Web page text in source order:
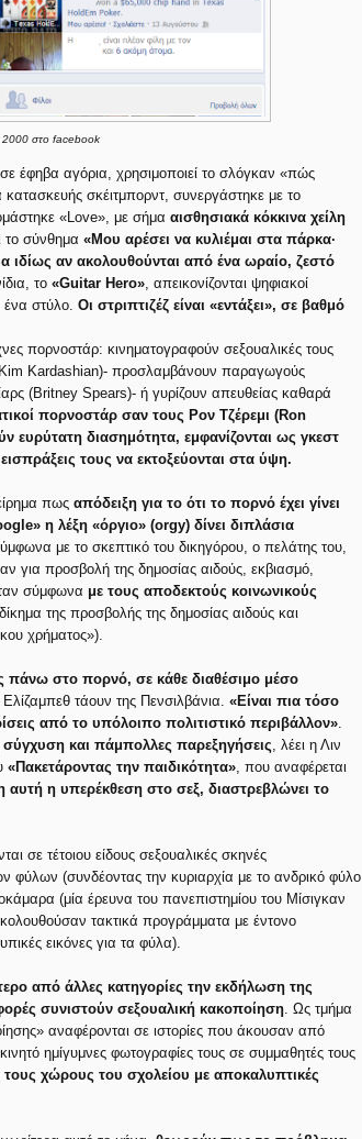
2000 στο facebook
έφηβα αγόρια, χρησιμοποιεί το σλόγκαν «πώς
κατασκευής σκέιτμπορντ, συνεργάστηκε με το
«Love», με σήμααισθησιακά κόκκινα χείλη
το σύνθημα«Mου αρέσει να κυλιέμαι στα πάρκα·
ιδίως αν ακολουθούνται από ένα ωραίο, ζεστό
το«Guitar Hero» , απεικονίζονται ψηφιακοί
ένα στύλο.Οι στριπτιζέζ είναι «εντάξει», σε βαθμό
πορνοστάρ: κινηματογραφούν σεξουαλικές τους
Kardashian)- προσλαμβάνουν παραγωγούς
(Britney Spears)- ή γυρίζουν απευθείας καθαρά
πορνοστάρ σαν τους Ρον Τζέρεμι (Ron
ευρύτατη διασημότητα, εμφανίζονται ως γκεστ
τους να εκτοξεύονται στα ύψη.
πωςαπόδειξη για το ότι το πορνό έχει γίνει
η λέξη «όργιο» (orgy) δίνει διπλάσια
με το σκεπτικό του δικηγόρου, ο πελάτης του,
για προσβολή της δημοσίας αιδούς, εκβιασμό,
σύμφωνα με τους αποδεκτούς κοινωνικούς
της προσβολής της δημοσίας αιδούς και
χρήματος»).
πάνω στο πορνό, σε κάθε διαθέσιμο μέσο
Ελίζαμπεθ τάουν της Πενσιλβάνια.«Είναι πια τόσο
από το υπόλοιπο πολιτιστικό περιβάλλον»
και πάμπολλες παρεξηγήσεις , λέει η Λιν
«Πακετάροντας την παιδικότητα» , που αναφέρεται
αυτή η υπερέκθεση στο σεξ, διαστρεβλώνει το
σε τέτοιου είδους σεξουαλικές σκηνές
φύλων (συνδέοντας την κυριαρχία με το ανδρικό φύλο
(μία έρευνα του πανεπιστημίου του Μίσιγκαν
τακτικά προγράμματα με έντονο
εικόνες για τα φύλα).
από άλλες κατηγορίες την εκδήλωση της
συνιστούν σεξουαλική κακοποίηση . Ως τμήμα
αναφέρονται σε ιστορίες που άκουσαν από
ημίγυμνες φωτογραφίες τους σε συμμαθητές τους
χώρους του σχολείου με αποκαλυπτικές